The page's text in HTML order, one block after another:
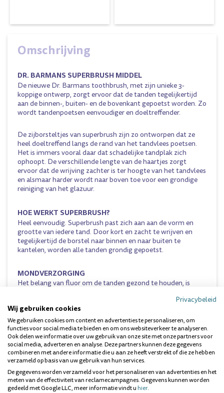
Omschrijving
DR. BARMANS SUPERBRUSH MIDDEL
De nieuwe Dr. Barmans toothbrush, met zijn unieke 3-
koppige ontwerp, zorgt ervoor dat de tanden tegelijkertijd
aan de binnen-, buiten- en de bovenkant gepoetst worden. Zo
wordt tandenpoetsen eenvoudiger en doeltreffender.
De zijborsteltjes van superbrush zijn zo ontworpen dat ze
heel doeltreffend langs de rand van het tandvlees poetsen.
Het is immers vooral daar dat schadelijke tandplak zich
ophoopt. De verschillende lengte van de haartjes zorgt
ervoor dat de wrijving zachter is ter hoogte van het tandvlees
en alsmaar harder wordt naar boven toe voor een grondige
reiniging van het glazuur.
HOE WERKT SUPERBRUSH?
Heel eenvoudig. Superbrush past zich aan aan de vorm en
grootte van iedere tand. Door kort en zacht te wrijven en
tegelijkertijd de borstel naar binnen en naar buiten te
kantelen, worden alle tanden grondig gepoetst.
MONDVERZORGING
Het belang van fluor om de tanden gezond te houden, is
het gelijkmatig verdelen van de fluor ook op de plaatsen die
het meeste risico lopen, zoals de kiezen, de spleten, de
raakvlakken en de rand van het tandvlees.
Professionele erkenning
Tandartsen uit verschillende landen hebben de Superbrush-
methode al erkend. Europese en Scandinavische tandartsen
hebben al massaal hun goedkeuring geuit voor de
superbrush, die ontworpen werd door de Noorse tandarts
Rolf Barman en al een prijs won voor zijn
Privacybeleid
Wij gebruiken cookies
We gebruiken cookies om content en advertenties te personaliseren, om
functies voor social media te bieden en om ons websiteverkeer te analyseren.
Ook delen we informatie over uw gebruik van onze site met onze partners voor
social media, adverteren en analyse. Deze partners kunnen deze gegevens
combineren met andere informatie die u aan ze heeft verstrekt of die ze hebben
verzameld op basis van uw gebruik van hun services.
De gegevens worden verzameld voor het personaliseren van advertenties en het
meten van de effectiviteit van reclamecampagnes. Gegevens kunnen worden
gedeeld met Google LLC, meer informatie vindt uhier.